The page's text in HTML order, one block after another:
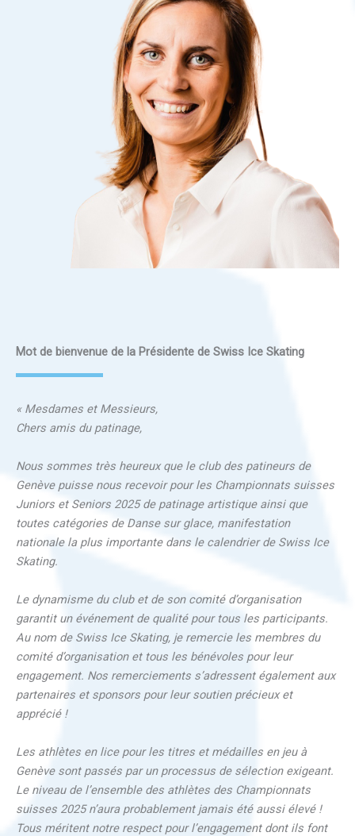
Mot de bienvenue de la Présidente de Swiss Ice Skating
« Mesdames et Messieurs,
Chers amis du patinage,
Nous sommes très heureux que le club des patineurs de
Genève puisse nous recevoir pour les Championnats suisses
Juniors et Seniors 2025 de patinage artistique ainsi que
toutes catégories de Danse sur glace, manifestation
nationale la plus importante dans le calendrier de Swiss Ice
Skating.
Le dynamisme du club et de son comité d’organisation
garantit un événement de qualité pour tous les participants.
Au nom de Swiss Ice Skating, je remercie les membres du
comité d’organisation et tous les bénévoles pour leur
engagement. Nos remerciements s’adressent également aux
partenaires et sponsors pour leur soutien précieux et
apprécié !
Les athlètes en lice pour les titres et médailles en jeu à
Genève sont passés par un processus de sélection exigeant.
Le niveau de l’ensemble des athlètes des Championnats
suisses 2025 n’aura probablement jamais été aussi élevé !
Tous méritent notre respect pour l’engagement dont ils font